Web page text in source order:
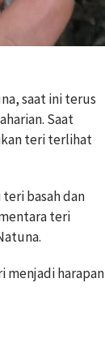
saat ini terus
Saat
teri terlihat
basah dan
teri
menjadi harapan